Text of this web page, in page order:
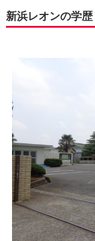
新浜レオンの学